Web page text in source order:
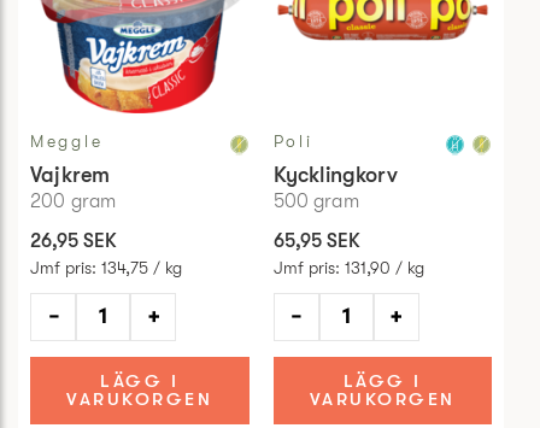
Meggle
Vajkrem
200 gram
26,95 SEK
Jmf pris: 134,75 / kg
− +
LÄGG I
VARUKORGEN
Poli
Kycklingkorv
500 gram
65,95 SEK
Jmf pris: 131,90 / kg
− +
LÄGG I
VARUKORGEN